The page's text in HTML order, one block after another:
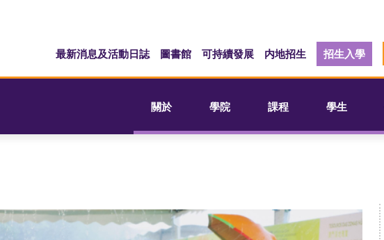
最新消息及活動日誌 圖書館 可持續發展 内地招生 招生入學
關於 學院 課程 學生